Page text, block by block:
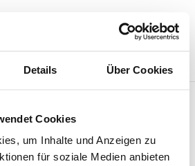
Details Über Cookies
Cookies
um Inhalte und Anzeigen zu
für soziale Medien anbieten